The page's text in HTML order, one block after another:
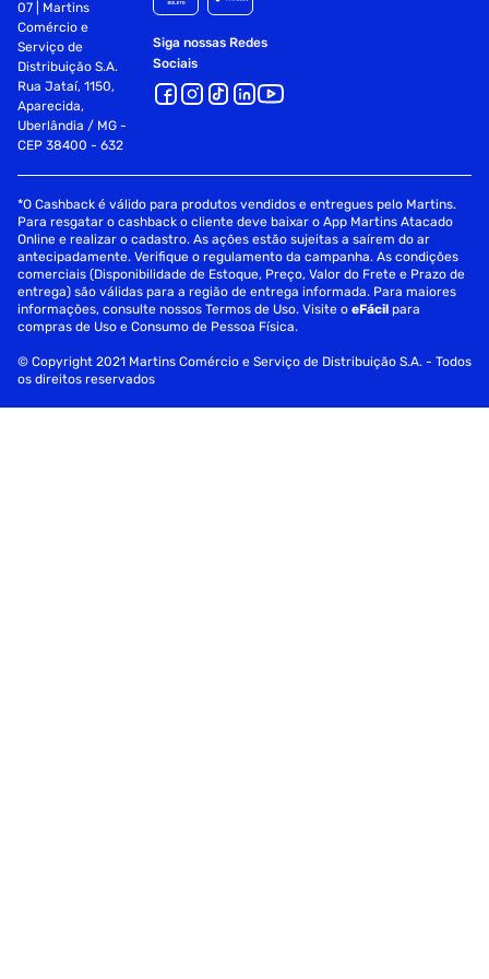
07 | Martins
Comércio e
Serviço de
Distribuição S.A.
Rua Jataí, 1150,
Aparecida,
Uberlândia / MG -
CEP 38400 - 632
Siga nossas Redes
Sociais
*O Cashback é válido para produtos vendidos e entregues pelo Martins.
Para resgatar o cashback o cliente deve baixar o App Martins Atacado
Online e realizar o cadastro. As ações estão sujeitas a saírem do ar
antecipadamente. Verifique o regulamento da campanha. As condições
comerciais (Disponibilidade de Estoque, Preço, Valor do Frete e Prazo de
entrega) são válidas para a região de entrega informada. Para maiores
informações, consulte nossos Termos de Uso. Visite oeFácil para
compras de Uso e Consumo de Pessoa Física.
© Copyright 2021 Martins Comércio e Serviço de Distribuição S.A. - Todos
os direitos reservados